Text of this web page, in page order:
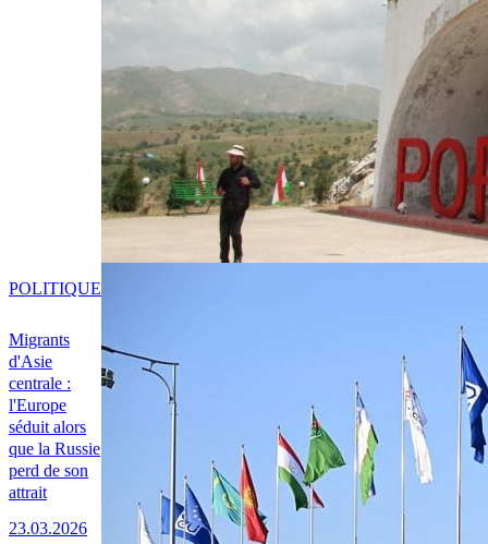
Migrants
d'Asie
centrale :
l'Europe
séduit alors
que la Russie
perd de son
attrait
23.03.2026
POLITIQUE